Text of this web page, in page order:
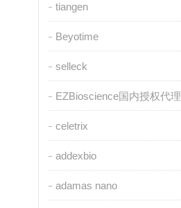
tiangen
Beyotime
selleck
EZBioscience国内授权代理
celetrix
addexbio
adamas nano